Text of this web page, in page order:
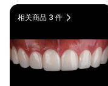
相关商品 3 件